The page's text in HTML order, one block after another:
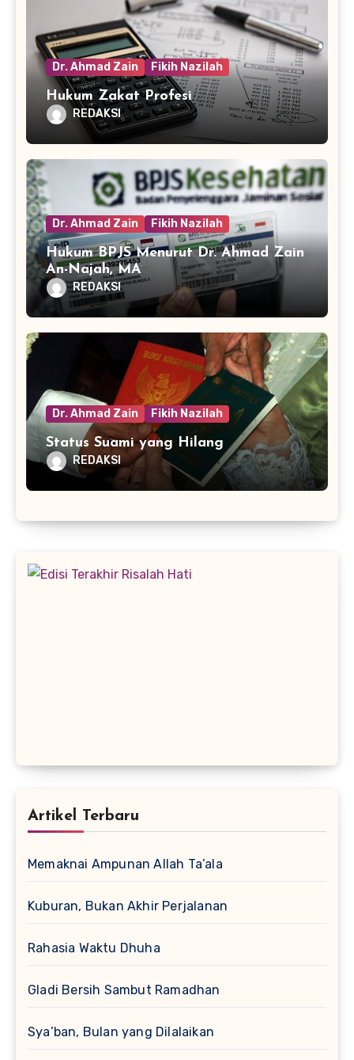
Dr. Ahmad Zain Fikih Nazilah
Hukum Zakat Profesi
REDAKSI
Dr. Ahmad Zain Fikih Nazilah
Hukum BPJS Menurut Dr. Ahmad Zain
An-Najah, MA
REDAKSI
Dr. Ahmad Zain Fikih Nazilah
Status Suami yang Hilang
REDAKSI
Artikel Terbaru
Memaknai Ampunan Allah Ta’ala
Kuburan, Bukan Akhir Perjalanan
Rahasia Waktu Dhuha
Gladi Bersih Sambut Ramadhan
Sya’ban, Bulan yang Dilalaikan